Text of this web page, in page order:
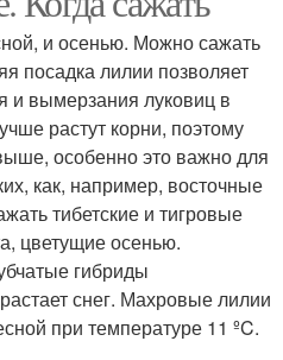
и осенью. Можно сажать
посадка лилии позволяет
и вымерзания луковиц в
растут корни, поэтому
особенно это важно для
как, например, восточные
тибетские и тигровые
цветущие осенью.
гибриды
снег. Махровые лилии
при температуре 11 ºC.